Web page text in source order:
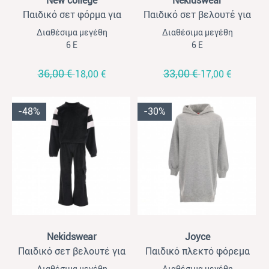
Παιδικό σετ φόρμα για
κορίτσια New College
ανθρακί με ζακέτα
Διαθέσιμα μεγέθη
6 Ε
36,00 €18,00 €
Παιδικό σετ βελουτέ για
κορίτσια Nekidswear κάμελ
Διαθέσιμα μεγέθη
6 Ε
33,00 €17,00 €
-48%
Nekidswear
Παιδικό σετ βελουτέ για
κορίτσια Nekidswear μαύρο
-30%
Joyce
Παιδικό πλεκτό φόρεμα
για κορίτσια Joyce γκρι